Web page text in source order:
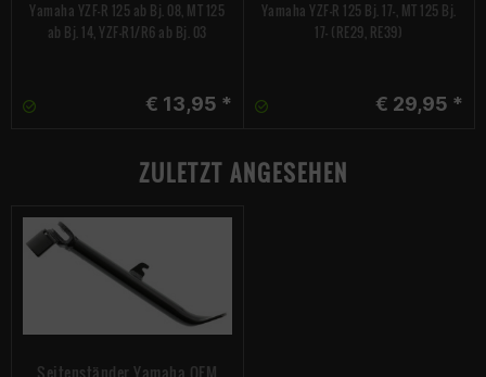
Yamaha YZF-R 125 ab Bj. 08, MT 125
ab Bj. 14, YZF-R1/R6 ab Bj. 03
€ 13,95 *
Yamaha YZF-R 125 Bj. 17-, MT 125 Bj.
17- (RE29, RE39)
€ 29,95 *
ZULETZT ANGESEHEN
Seitenständer Yamaha OEM